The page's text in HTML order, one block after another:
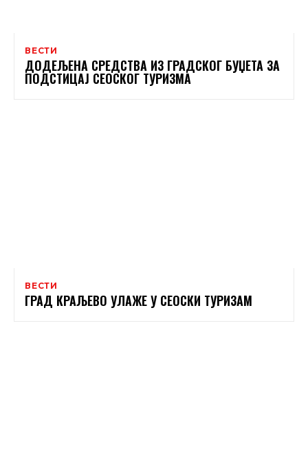
ВЕСТИ
ДОДЕЉЕНА СРЕДСТВА ИЗ ГРАДСКОГ БУЏЕТА ЗА
ПОДСТИЦАЈ СЕОСКОГ ТУРИЗМА
ВЕСТИ
ГРАД КРАЉЕВО УЛАЖЕ У СЕОСКИ ТУРИЗАМ